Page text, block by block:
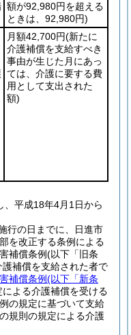
額が92,980円を超える
ときは、92,980円)
月額42,700円(新たに
介護補償を支給すべき
事由が生じた月にあっ
ては、介護に要する費
用として支出された
額)
、平成18年4月1日から
行の日までに、日進市
を改正する条例による
補償条例(以下「旧条
補償を支給された者で
補償条例(以下「新条
よる介護補償を受ける
の規定に基づいて支給
規則の規定による介護